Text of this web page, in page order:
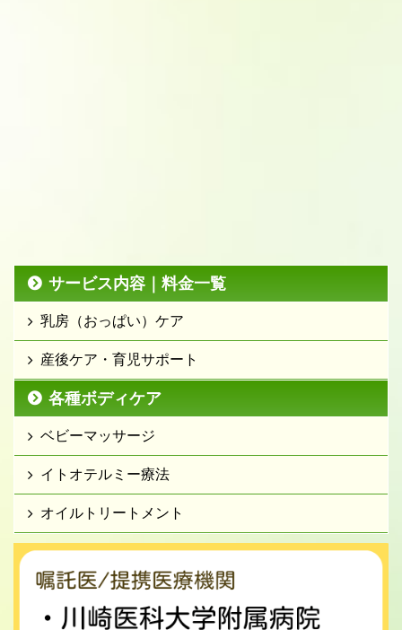
サービス内容｜料金一覧
乳房（おっぱい）ケア
産後ケア・育児サポート
各種ボディケア
ベビーマッサージ
イトオテルミー療法
オイルトリートメント